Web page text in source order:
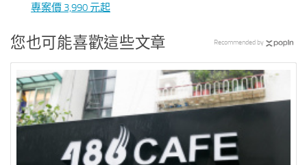
專案價 3,990 元起
您也可能喜歡這些文章 Recommended by